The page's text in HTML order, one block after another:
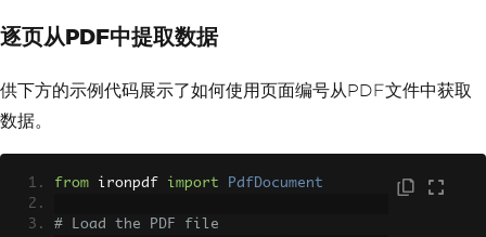
逐页从PDF中提取数据
供下方的示例代码展示了如何使用页面编号从PDF文件中获取
数据。
from ironpdf import PdfDocument
# Load the PDF file